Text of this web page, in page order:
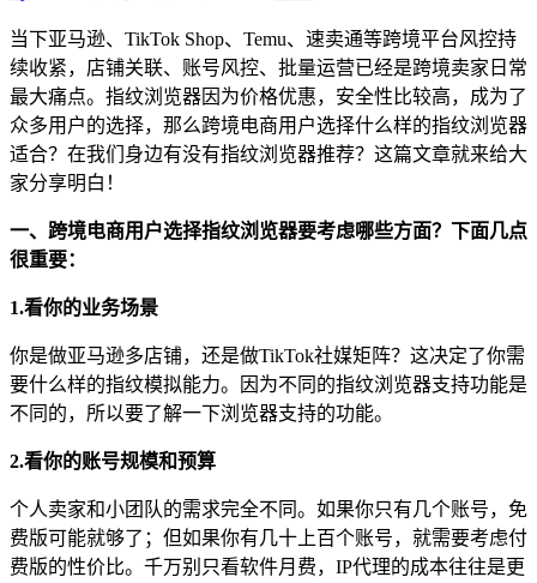
当下亚马逊、TikTok Shop、Temu、速卖通等跨境平台风控持
续收紧，店铺关联、账号风控、批量运营已经是跨境卖家日常
最大痛点。指纹浏览器因为价格优惠，安全性比较高，成为了
众多用户的选择，那么跨境电商用户选择什么样的指纹浏览器
适合？在我们身边有没有指纹浏览器推荐？这篇文章就来给大
家分享明白！
一、跨境电商用户选择指纹浏览器要考虑哪些方面？下面几点
很重要：
1.看你的业务场景
你是做亚马逊多店铺，还是做TikTok社媒矩阵？这决定了你需
要什么样的指纹模拟能力。因为不同的指纹浏览器支持功能是
不同的，所以要了解一下浏览器支持的功能。
2.看你的账号规模和预算
个人卖家和小团队的需求完全不同。如果你只有几个账号，免
费版可能就够了；但如果你有几十上百个账号，就需要考虑付
费版的性价比。千万别只看软件月费，IP代理的成本往往是更